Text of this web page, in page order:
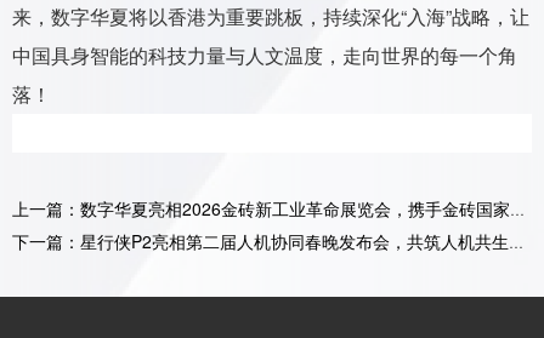
来，数字华夏将以香港为重要跳板，持续深化“入海”战略，让
中国具身智能的科技力量与人文温度，走向世界的每一个角
落！
上一篇：数字华夏亮相2026金砖新工业革命展览会，携手金砖国家共筑具身智能产业新生态
下一篇：星行侠P2亮相第二届人机协同春晚发布会，共筑人机共生新生态